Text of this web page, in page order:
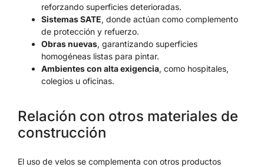
reforzando superficies deterioradas.
Sistemas SATE, donde actúan como complemento
de protección y refuerzo.
Obras nuevas, garantizando superficies
homogéneas listas para pintar.
Ambientes con alta exigencia, como hospitales,
colegios u oficinas.
Relación con otros materiales de
construcción
El uso de velos se complementa con otros productos